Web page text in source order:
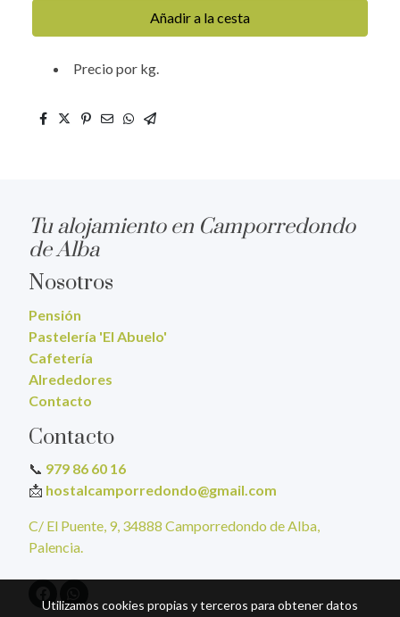
Añadir a la cesta
Precio por kg.
Tu alojamiento en Camporredondo
de Alba
Nosotros
Pensión
Pastelería 'El Abuelo'
Cafetería
Alrededores
Contacto
Contacto
📞 979 86 60 16
📩 hostalcamporredondo@gmail.com
C/ El Puente, 9, 34888 Camporredondo de Alba,
Palencia.
Utilizamos cookies propias y terceros para obtener datos